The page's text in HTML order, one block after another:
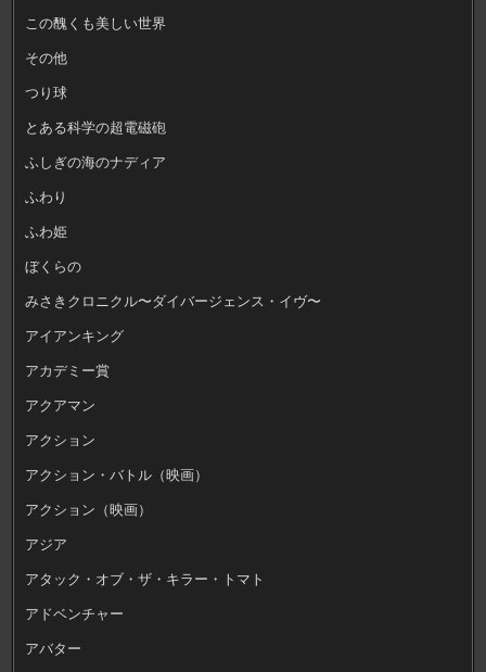
この醜くも美しい世界
その他
つり球
とある科学の超電磁砲
ふしぎの海のナディア
ふわり
ふわ姫
ぼくらの
みさきクロニクル〜ダイバージェンス・イヴ〜
アイアンキング
アカデミー賞
アクアマン
アクション
アクション・バトル（映画）
アクション（映画）
アジア
アタック・オブ・ザ・キラー・トマト
アドベンチャー
アバター